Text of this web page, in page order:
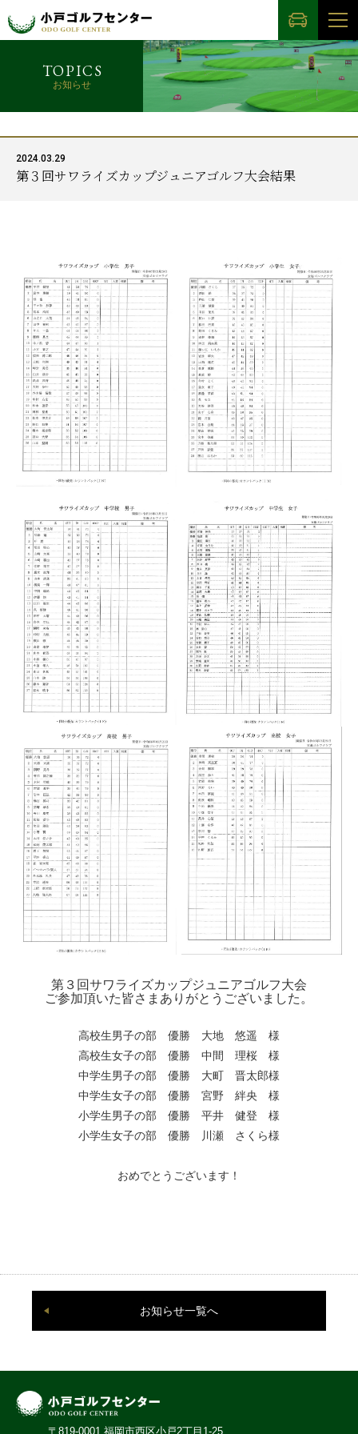
TOPICS
お知らせ
2024.03.29
第３回サワライズカップジュニアゴルフ大会結果
第３回サワライズカップジュニアゴルフ大会
ご参加頂いた皆さまありがとうございました。
高校生男子の部 優勝 大地 悠遥 様
高校生女子の部 優勝 中間 理桜 様
中学生男子の部 優勝 大町 晋太郎様
中学生女子の部 優勝 宮野 絆央 様
小学生男子の部 優勝 平井 健登 様
小学生女子の部 優勝 川瀬 さくら様
おめでとうございます！
お知らせ一覧へ
〒819-0001 福岡市西区小戸2丁目1-25